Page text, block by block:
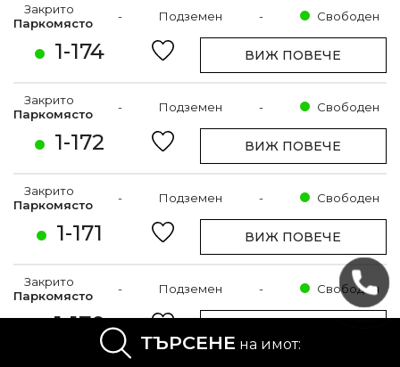
1-174
Закрито
Паркомясто
- Подземен - Свободен
ВИЖ ПОВЕЧЕ
1-172
Закрито
Паркомясто
- Подземен - Свободен
ВИЖ ПОВЕЧЕ
1-171
Закрито
Паркомясто
- Подземен - Свободен
ВИЖ ПОВЕЧЕ
1-170
Закрито
Паркомясто
- Подземен - Свободен
ТЪРСЕНЕ на имот: